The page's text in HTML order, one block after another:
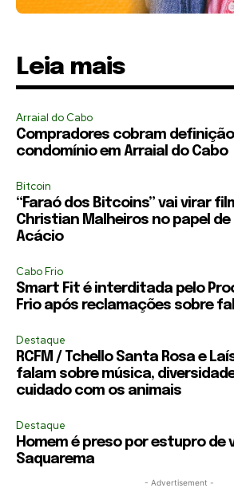
Leia mais
Arraial do Cabo
Compradores cobram
condomínio em Arraial do Cabo
Bitcoin
“Faraó dos Bitcoins” vai virar
Christian Malheiros no papel de
Acácio
Cabo Frio
Smart Fit é interditada pelo
Frio após reclamações sobre
Destaque
RCFM / Tchello Santa Rosa e
falam sobre música,
cuidado com os animais
Destaque
Homem é preso por estupro de
Saquarema
- Advertisement -